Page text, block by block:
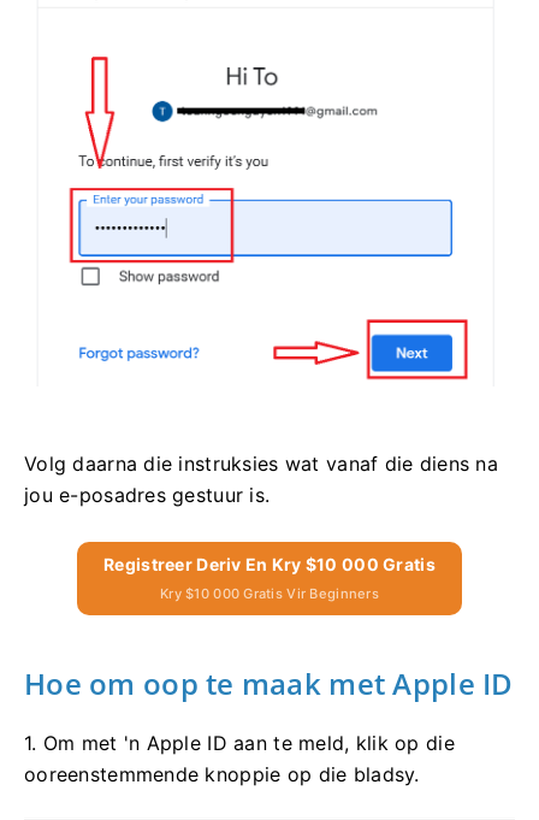
Volg daarna die instruksies wat vanaf die diens na
jou e-posadres gestuur is.
Registreer Deriv En Kry $10 000 Gratis
Kry $10 000 Gratis Vir Beginners
Hoe om oop te maak met Apple ID
1. Om met 'n Apple ID aan te meld, klik op die
ooreenstemmende knoppie op die bladsy.